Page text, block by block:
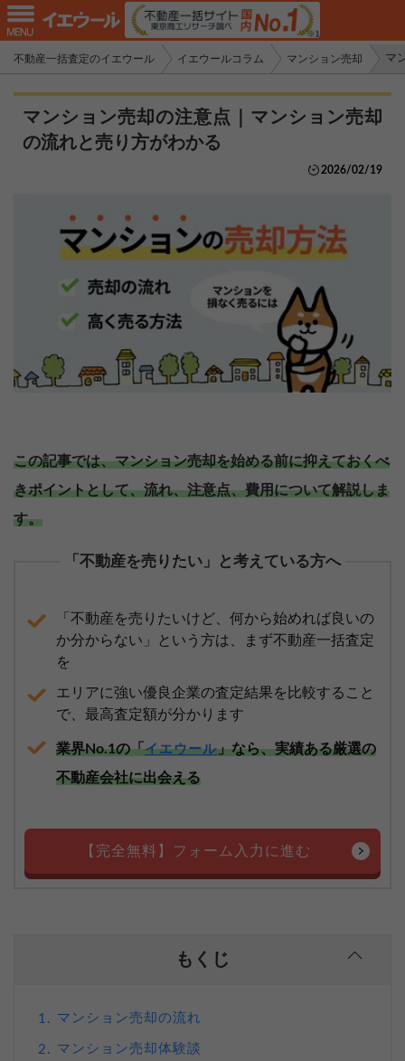
不動産一括査定のイエウール イエウールコラム マンション売却 マ
マンション売却の注意点｜マンション売却
の流れと売り方がわかる
2026/02/19
この記事では、マンション売却を始める前に抑えておくべ
きポイントとして、流れ、注意点、費用について解説しま
す。
「不動産を売りたい」と考えている方へ
「不動産を売りたいけど、何から始めれば良いの
か分からない」という方は、まず不動産一括査定
を
エリアに強い優良企業の査定結果を比較すること
で、最高査定額が分かります
業界No.1の「イエウール」なら、実績ある厳選の
不動産会社に出会える
【完全無料】フォーム入力に進む
もくじ
1. マンション売却の流れ
2. マンション売却体験談